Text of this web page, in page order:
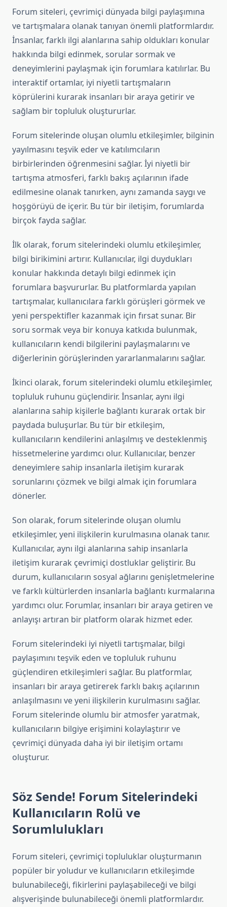
Forum siteleri, çevrimiçi dünyada bilgi paylaşımına
ve tartışmalara olanak tanıyan önemli platformlardır.
İnsanlar, farklı ilgi alanlarına sahip oldukları konular
hakkında bilgi edinmek, sorular sormak ve
deneyimlerini paylaşmak için forumlara katılırlar. Bu
interaktif ortamlar, iyi niyetli tartışmaların
köprülerini kurarak insanları bir araya getirir ve
sağlam bir topluluk oluştururlar.
Forum sitelerinde oluşan olumlu etkileşimler, bilginin
yayılmasını teşvik eder ve katılımcıların
birbirlerinden öğrenmesini sağlar. İyi niyetli bir
tartışma atmosferi, farklı bakış açılarının ifade
edilmesine olanak tanırken, aynı zamanda saygı ve
hoşgörüyü de içerir. Bu tür bir iletişim, forumlarda
birçok fayda sağlar.
İlk olarak, forum sitelerindeki olumlu etkileşimler,
bilgi birikimini artırır. Kullanıcılar, ilgi duydukları
konular hakkında detaylı bilgi edinmek için
forumlara başvururlar. Bu platformlarda yapılan
tartışmalar, kullanıcılara farklı görüşleri görmek ve
yeni perspektifler kazanmak için fırsat sunar. Bir
soru sormak veya bir konuya katkıda bulunmak,
kullanıcıların kendi bilgilerini paylaşmalarını ve
diğerlerinin görüşlerinden yararlanmalarını sağlar.
İkinci olarak, forum sitelerindeki olumlu etkileşimler,
topluluk ruhunu güçlendirir. İnsanlar, aynı ilgi
alanlarına sahip kişilerle bağlantı kurarak ortak bir
paydada buluşurlar. Bu tür bir etkileşim,
kullanıcıların kendilerini anlaşılmış ve desteklenmiş
hissetmelerine yardımcı olur. Kullanıcılar, benzer
deneyimlere sahip insanlarla iletişim kurarak
sorunlarını çözmek ve bilgi almak için forumlara
dönerler.
Son olarak, forum sitelerinde oluşan olumlu
etkileşimler, yeni ilişkilerin kurulmasına olanak tanır.
Kullanıcılar, aynı ilgi alanlarına sahip insanlarla
iletişim kurarak çevrimiçi dostluklar geliştirir. Bu
durum, kullanıcıların sosyal ağlarını genişletmelerine
ve farklı kültürlerden insanlarla bağlantı kurmalarına
yardımcı olur. Forumlar, insanları bir araya getiren ve
anlayışı artıran bir platform olarak hizmet eder.
Forum sitelerindeki iyi niyetli tartışmalar, bilgi
paylaşımını teşvik eden ve topluluk ruhunu
güçlendiren etkileşimleri sağlar. Bu platformlar,
insanları bir araya getirerek farklı bakış açılarının
anlaşılmasını ve yeni ilişkilerin kurulmasını sağlar.
Forum sitelerinde olumlu bir atmosfer yaratmak,
kullanıcıların bilgiye erişimini kolaylaştırır ve
çevrimiçi dünyada daha iyi bir iletişim ortamı
oluşturur.
Söz Sende! Forum Sitelerindeki
Kullanıcıların Rolü ve
Sorumlulukları
Forum siteleri, çevrimiçi topluluklar oluşturmanın
popüler bir yoludur ve kullanıcıların etkileşimde
bulunabileceği, fikirlerini paylaşabileceği ve bilgi
alışverişinde bulunabileceği önemli platformlardır.